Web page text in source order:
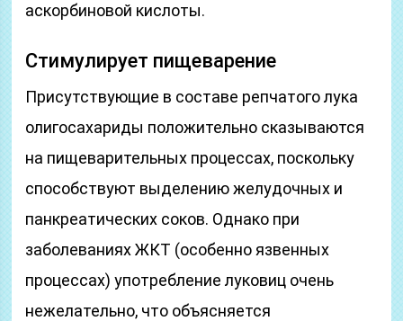
аскорбиновой кислоты.
Стимулирует пищеварение
Присутствующие в составе репчатого лука
олигосахариды положительно сказываются
на пищеварительных процессах, поскольку
способствуют выделению желудочных и
панкреатических соков. Однако при
заболеваниях ЖКТ (особенно язвенных
процессах) употребление луковиц очень
нежелательно, что объясняется